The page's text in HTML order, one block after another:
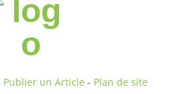
Publier un Article - Plan de site